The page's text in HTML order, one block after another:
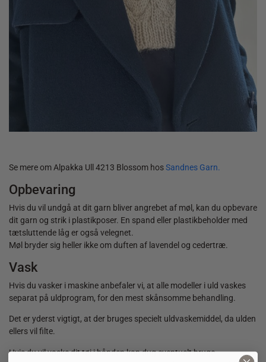
Se mere om Alpakka Ull 4213 Blossom hosSandnes Garn.
Opbevaring
Hvis du vil undgå at dit garn bliver angrebet af møl, kan du opbevare
dit garn og strik i plastikposer. En spand eller plastikbeholder med
tætsluttende låg er også velegnet.
Møl bryder sig heller ikke om duften af lavendel og cedertræ.
Vask
Hvis du vasker i maskine anbefaler vi, at alle modeller i uld vaskes
separat på uldprogram, for den mest skånsomme behandling.
Det er yderst vigtigt, at der bruges specielt uldvaskemiddel, da ulden
ellers vil filte.
Hvis du vil vaske dit tøj i hånden kan dug eventuelt bruge